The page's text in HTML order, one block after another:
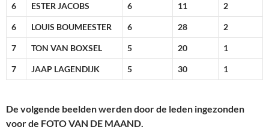
6 ESTER JACOBS 6 11 2
6 LOUIS BOUMEESTER 6 28 2
7 TON VAN BOXSEL 5 20 1
7 JAAP LAGENDIJK 5 30 1
De volgende beelden werden door de leden ingezonden
voor de FOTO VAN DE MAAND.